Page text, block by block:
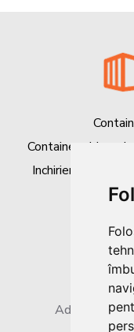
Containere birou de
Inchiriere containere
Tel:
Adresa: